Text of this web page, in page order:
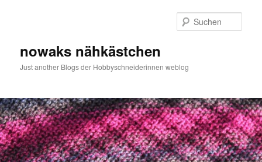
nowaks nähkästchen
Just another Blogs der Hobbyschneiderinnen weblog